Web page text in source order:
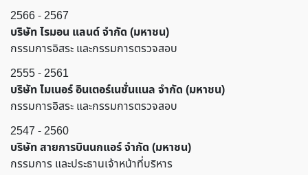
2566 - 2567
บริษัท ไรมอน แลนด์ จำกัด (มหาชน)
กรรมการอิสระ และกรรมการตรวจสอบ
2555 - 2561
บริษัท ไมเนอร์ อินเตอร์เนชั่นแนล จำกัด (มหาชน)
กรรมการอิสระ และกรรมการตรวจสอบ
2547 - 2560
บริษัท สายการบินนกแอร์ จำกัด (มหาชน)
กรรมการ และประธานเจ้าหน้าที่บริหาร